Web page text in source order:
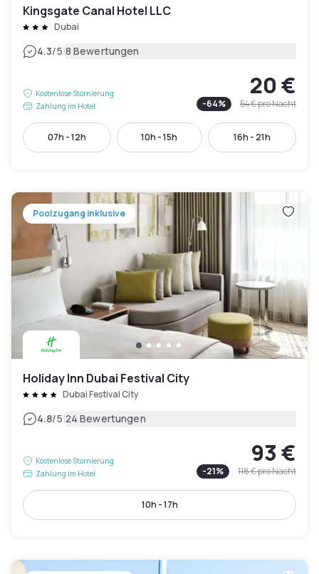
Kingsgate Canal Hotel LLC
Dubai
4.3/5|8 Bewertungen
Kostenlose Stornierung
Zahlung im Hotel
20 €
-64% 54 €pro Nacht
07h - 12h 10h - 15h 16h - 21h
Poolzugang inklusive
Holiday Inn Dubai Festival City
Dubai Festival City
4.8/5|24 Bewertungen
Kostenlose Stornierung
Zahlung im Hotel
93 €
-21% 118 €pro Nacht
10h - 17h